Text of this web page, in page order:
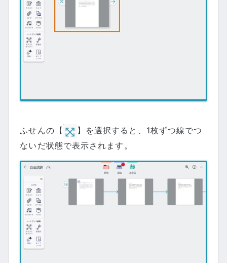
ふせんの【
】を選択すると、1枚ずつ線でつ
ないだ状態で表示されます。